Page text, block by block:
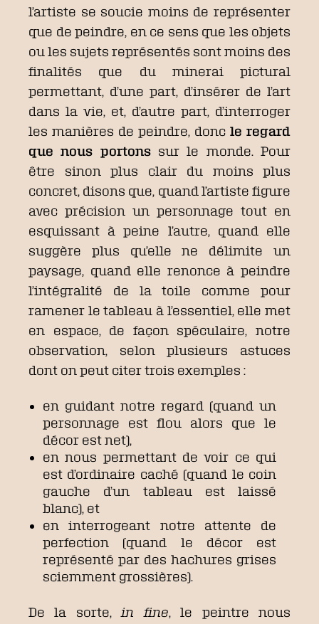
l’artiste se soucie moins de représenter
que de peindre, en ce sens que les objets
ou les sujets représentés sont moins des
finalités que du minerai pictural
permettant, d’une part, d’insérer de l’art
dans la vie, et, d’autre part, d’interroger
les manières de peindre, donc le regard
que nous portonssur le monde. Pour
être sinon plus clair du moins plus
concret, disons que, quand l’artiste figure
avec précision un personnage tout en
esquissant à peine l’autre, quand elle
suggère plus qu’elle ne délimite un
paysage, quand elle renonce à peindre
l’intégralité de la toile comme pour
ramener le tableau à l’essentiel, elle met
en espace, de façon spéculaire, notre
observation, selon plusieurs astuces
dont on peut citer trois exemples :
en guidant notre regard (quand un
personnage est flou alors que le
décor est net),
en nous permettant de voir ce qui
est d’ordinaire caché (quand le coin
gauche d’un tableau est laissé
blanc), et
en interrogeant notre attente de
perfection (quand le décor est
représenté par des hachures grises
sciemment grossières).
De la sorte, in fine, le peintre nous